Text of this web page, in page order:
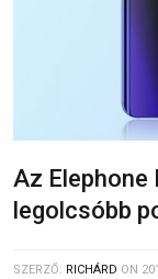
Az Elephone
legolcsóbb
SZERZŐ: RICHÁRD ON